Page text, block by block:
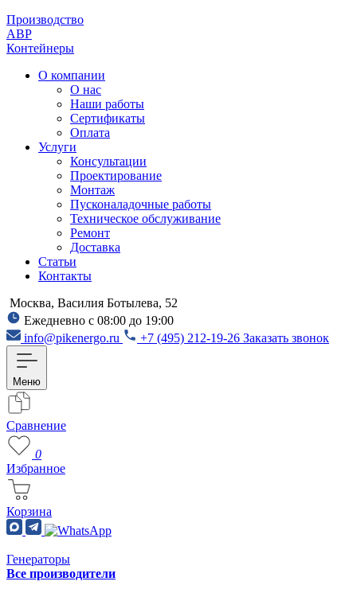
Производство
АВР
Контейнеры
О компании
О нас
Наши работы
Сертификаты
Оплата
Услуги
Консультации
Проектирование
Монтаж
Пусконаладочные работы
Техническое обслуживание
Ремонт
Доставка
Статьи
Контакты
Москва, Василия Ботылева, 52
Ежедневно с 08:00 до 19:00
info@pikenergo.ru
+7 (495) 212-19-26 Заказать звонок
Меню
Сравнение
0
Избранное
Корзина
Генераторы
Все производители